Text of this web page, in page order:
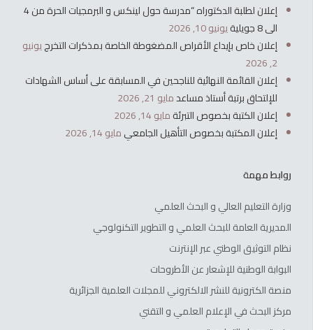
إعلان لطلبة الدكتوراه “مدرسة حول لينكس و البرمجيات الحرة من 4
الى 8 جويلية
يونيو 10, 2026
إعلان خاص بإيداع الأقراص المضغوطة الخاصة بمذكرات التخرجيونيو
2, 2026
إعلان القائمة النهائية للناجحين في المسابقة على أساس الشهادات
للإلتحاق برتبة أستاذ مساعدمايو 21, 2026
إعلان الكتبة بخصوص التبرئةمايو 14, 2026
إعلان المكتبة بخصوص التأهيل الجامعيمايو 14, 2026
روابط مهمة
وزارة التعليم العالي و البحث العلمي
المديرية العامة للبحث العلمي و التطوير التكنولوجي
نظام التوثيق الوطني عبر الإنترنت
البوابة الوطنية للإشعار عن الأطروحات
منصة الكترونية للنشر الالكتروني للمجلات العلمية الجزائرية
مركز البحث في الإعلام العلمي و التقني